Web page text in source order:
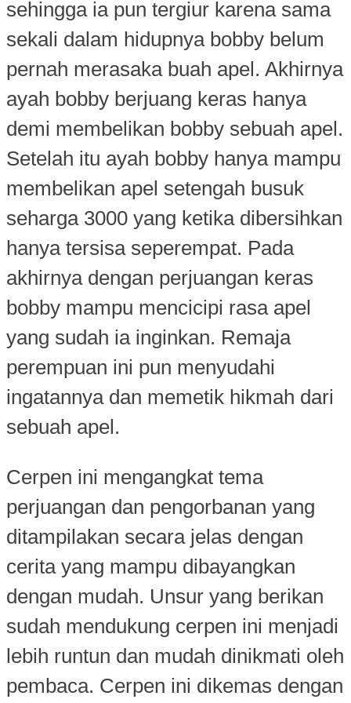
sehingga ia pun tergiur karena sama
sekali dalam hidupnya bobby belum
pernah merasaka buah apel. Akhirnya
ayah bobby berjuang keras hanya
demi membelikan bobby sebuah apel.
Setelah itu ayah bobby hanya mampu
membelikan apel setengah busuk
seharga 3000 yang ketika dibersihkan
hanya tersisa seperempat. Pada
akhirnya dengan perjuangan keras
bobby mampu mencicipi rasa apel
yang sudah ia inginkan. Remaja
perempuan ini pun menyudahi
ingatannya dan memetik hikmah dari
sebuah apel.
Cerpen ini mengangkat tema
perjuangan dan pengorbanan yang
ditampilakan secara jelas dengan
cerita yang mampu dibayangkan
dengan mudah. Unsur yang berikan
sudah mendukung cerpen ini menjadi
lebih runtun dan mudah dinikmati oleh
pembaca. Cerpen ini dikemas dengan